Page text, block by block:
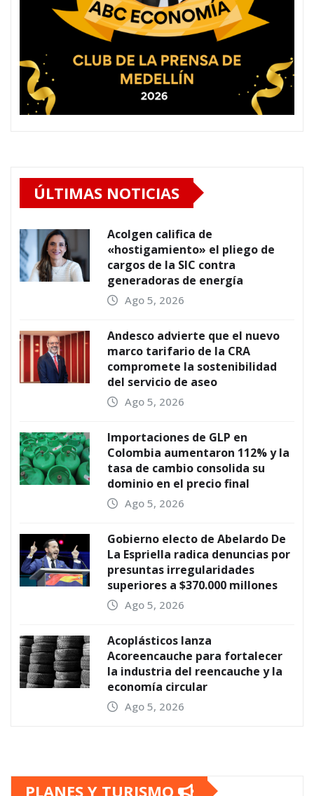
ÚLTIMAS NOTICIAS
Acolgen califica de
«hostigamiento» el pliego de
cargos de la SIC contra
generadoras de energía
Ago 5, 2026
Andesco advierte que el nuevo
marco tarifario de la CRA
compromete la sostenibilidad
del servicio de aseo
Ago 5, 2026
Importaciones de GLP en
Colombia aumentaron 112% y la
tasa de cambio consolida su
dominio en el precio final
Ago 5, 2026
Gobierno electo de Abelardo De
La Espriella radica denuncias por
presuntas irregularidades
superiores a $370.000 millones
Ago 5, 2026
Acoplásticos lanza
Acoreencauche para fortalecer
la industria del reencauche y la
economía circular
Ago 5, 2026
PLANES Y TURISMO